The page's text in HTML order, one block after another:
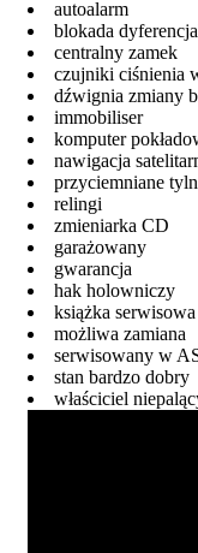
autoalarm
blokada
centralny zamek
czujniki ciśnienia
dźwignia zmiany
immobiliser
komputer
nawigacja
przyciemniane
relingi
zmieniarka CD
garażowany
gwarancja
hak holowniczy
książka serwisowa
możliwa zamiana
serwisowany w
stan bardzo dobry
właściciel